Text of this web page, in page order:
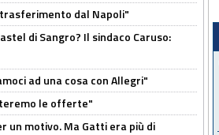
dal Napoli"
di Sangro? Il sindaco Caruso:
ad una cosa con Allegri"
le offerte"
un motivo. Ma Gatti era più di